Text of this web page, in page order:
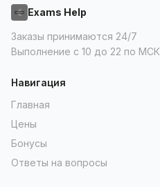
Exams Help
Заказы принимаются 24/7
Выполнение с 10 до 22 по МСК
Навигация
Главная
Цены
Бонусы
Ответы на вопросы